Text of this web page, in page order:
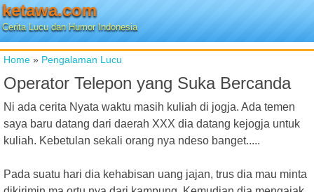
ketawa.com
Cerita Lucu dan Humor Indonesia
Home » Pengalaman Lucu
Operator Telepon yang Suka Bercanda
Ni ada cerita Nyata waktu masih kuliah di jogja. Ada temen
saya baru datang dari daerah XXX dia datang kejogja untuk
kuliah. Kebetulan sekali orang nya ndeso banget.....
Pada suatu hari dia kehabisan uang jajan, trus dia mau minta